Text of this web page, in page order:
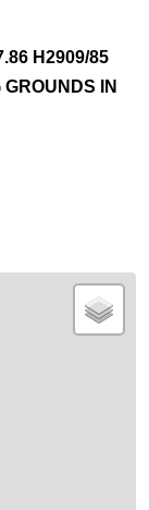
H2909/85
IN